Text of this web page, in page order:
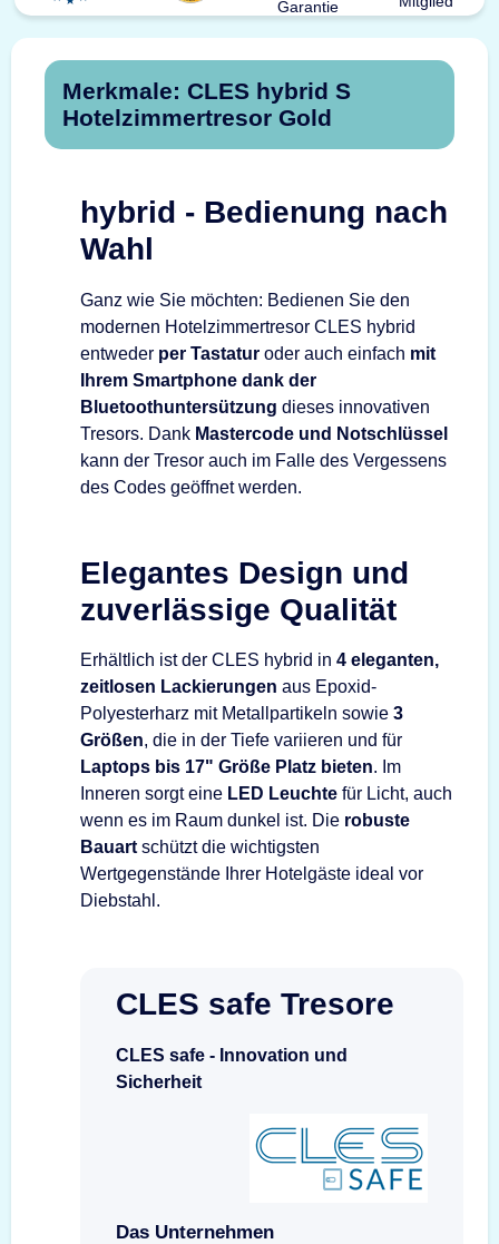
Merkmale: CLES hybrid S
Hotelzimmertresor Gold
hybrid - Bedienung nach
Wahl
Ganz wie Sie möchten: Bedienen Sie den
modernen Hotelzimmertresor CLES hybrid
entweder per Tastatur oder auch einfach mit
Ihrem Smartphone dank der
Bluetoothuntersützung dieses innovativen
Tresors. Dank Mastercode und Notschlüssel
kann der Tresor auch im Falle des Vergessens
des Codes geöffnet werden.
Elegantes Design und
zuverlässige Qualität
Erhältlich ist der CLES hybrid in 4 eleganten,
zeitlosen Lackierungen aus Epoxid-
Polyesterharz mit Metallpartikeln sowie 3
Größen, die in der Tiefe variieren und für
Laptops bis 17" Größe Platz bieten. Im
Inneren sorgt eine LED Leuchte für Licht, auch
wenn es im Raum dunkel ist. Die robuste
Bauart schützt die wichtigsten
Wertgegenstände Ihrer Hotelgäste ideal vor
Diebstahl.
CLES safe Tresore
CLES safe - Innovation und
Sicherheit
Das Unternehmen